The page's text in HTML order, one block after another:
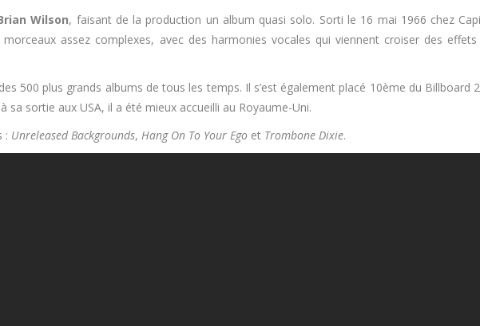
Wilson, faisant de la production un album quasi solo. Sorti le 16 mai 1966 chez
assez complexes, avec des harmonies vocales qui viennent croiser des
500 plus grands albums de tous les temps. Il s’est également placé 10ème du Billboard
sa sortie aux USA, il a été mieux accueilli au Royaume-Uni.
: Unreleased Backgrounds, Hang On To Your Ego et Trombone Dixie.